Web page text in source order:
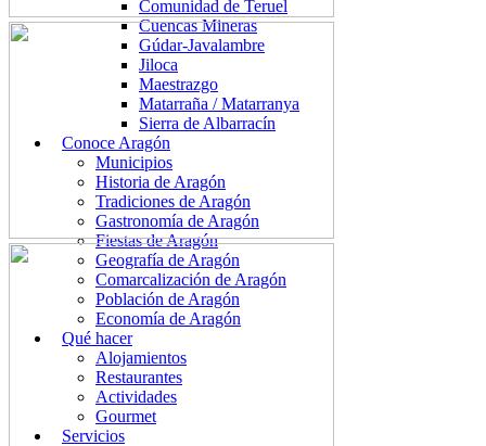
Comunidad de Teruel
Cuencas Mineras
Gúdar-Javalambre
Jiloca
Maestrazgo
Matarraña / Matarranya
Sierra de Albarracín
Conoce Aragón
Municipios
Historia de Aragón
Tradiciones de Aragón
Gastronomía de Aragón
Fiestas de Aragón
Geografía de Aragón
Comarcalización de Aragón
Población de Aragón
Economía de Aragón
Qué hacer
Alojamientos
Restaurantes
Actividades
Gourmet
Servicios